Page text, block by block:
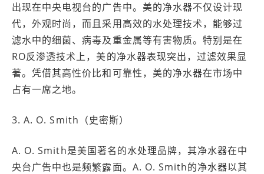
出现在中央电视台的广告中。美的净水器不仅设计现
代，外观时尚，而且采用高效的水处理技术，能够过
滤水中的细菌、病毒及重金属等有害物质。特别是在
RO反渗透技术上，美的净水器表现突出，过滤效果显
著。凭借其高性价比和可靠性，美的净水器在市场中
占有一席之地。
3. A. O. Smith（史密斯）
A. O. Smith是美国著名的水处理品牌，其净水器在中
央台广告中也是频繁露面。A. O. Smith的净水器以其